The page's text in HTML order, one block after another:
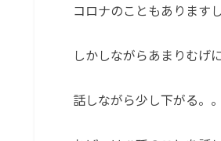
コロナのこともあります
しかしながらあまりむげ
話しながら少し下がる。。